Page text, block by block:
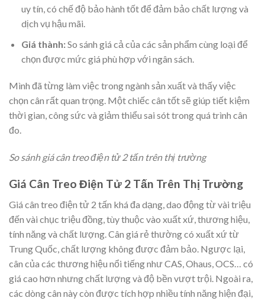
uy tín, có chế độ bảo hành tốt để đảm bảo chất lượng và
dịch vụ hậu mãi.
Giá thành:So sánh giá cả của các sản phẩm cùng loại để
chọn được mức giá phù hợp với ngân sách.
Mình đã từng làm việc trong ngành sản xuất và thấy việc
chọn cân rất quan trọng. Một chiếc cân tốt sẽ giúp tiết kiệm
thời gian, công sức và giảm thiểu sai sót trong quá trình cân
đo.
So sánh giá cân treo điện tử 2 tấn trên thị trường
Giá Cân Treo Điện Tử 2 Tấn Trên Thị Trường
Giá cân treo điện tử 2 tấn khá đa dạng, dao động từ vài triệu
đến vài chục triệu đồng, tùy thuộc vào xuất xứ, thương hiệu,
tính năng và chất lượng. Cân giá rẻ thường có xuất xứ từ
Trung Quốc, chất lượng không được đảm bảo. Ngược lại,
cân của các thương hiệu nổi tiếng như CAS, Ohaus, OCS… có
giá cao hơn nhưng chất lượng và độ bền vượt trội. Ngoài ra,
các dòng cân này còn được tích hợp nhiều tính năng hiện đại,